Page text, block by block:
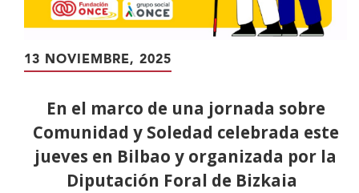
13 NOVIEMBRE, 2025
En el marco de una jornada sobre
Comunidad y Soledad celebrada este
jueves en Bilbao y organizada por la
Diputación Foral de Bizkaia